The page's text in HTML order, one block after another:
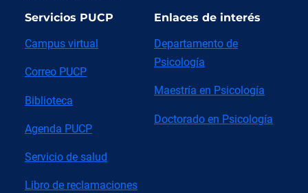
Servicios PUCP
Campus virtual
Correo PUCP
Biblioteca
Agenda PUCP
Servicio de salud
Libro de reclamaciones
Enlaces de interés
Departamento de
Psicología
Maestría en Psicología
Doctorado en Psicología